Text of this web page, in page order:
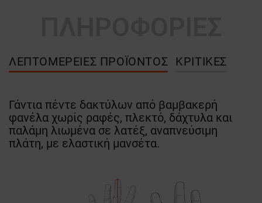
ΛΕΠΤΟΜΈΡΕΙΕΣ ΠΡΟΪΌΝΤΟΣ ΚΡΙΤΙΚΈΣ
Γάντια πέντε δακτύλων από βαμβακερή
φανέλα χωρίς ραφές, πλεκτό, δάχτυλα και
παλάμη λιωμένα σε λατέξ, αναπνεύσιμη
πλάτη, με ελαστική μανσέτα.